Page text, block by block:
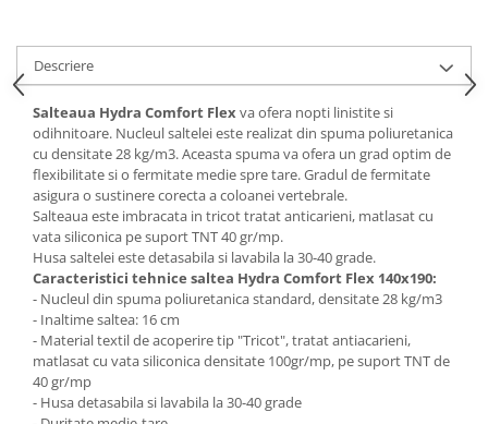
Scaune gradinita
Set mese si scaune gradinita
Mobilier copii
Mobila camera copii
Scaune birou pentru copii
Saltele patuturi copii
Paturi copii
Masa si scaune gradinita
Seturi comode living si dormitor
Descriere
Salteaua Hydra Comfort Flexva ofera nopti linistite si
odihnitoare. Nucleul saltelei este realizat din spuma poliuretanica
cu densitate 28 kg/m3. Aceasta spuma va ofera un grad optim de
flexibilitate si o fermitate medie spre tare. Gradul de fermitate
asigura o sustinere corecta a coloanei vertebrale.
Salteaua este imbracata in tricot tratat anticarieni, matlasat cu
vata siliconica pe suport TNT 40 gr/mp.
Husa saltelei este detasabila si lavabila la 30-40 grade.
Caracteristici tehnice saltea Hydra Comfort Flex 140x190:
- Nucleul din spuma poliuretanica standard, densitate 28 kg/m3
- Inaltime saltea: 16 cm
- Material textil de acoperire tip "Tricot", tratat antiacarieni,
matlasat cu vata siliconica densitate 100gr/mp, pe suport TNT de
40 gr/mp
- Husa detasabila si lavabila la 30-40 grade